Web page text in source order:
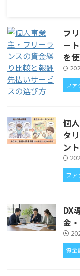
フ
ー
を
ファ
個
タ
ント
ファ
DX
金
資金